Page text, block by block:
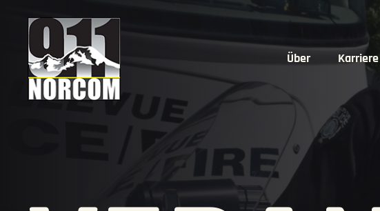
Über Karriere